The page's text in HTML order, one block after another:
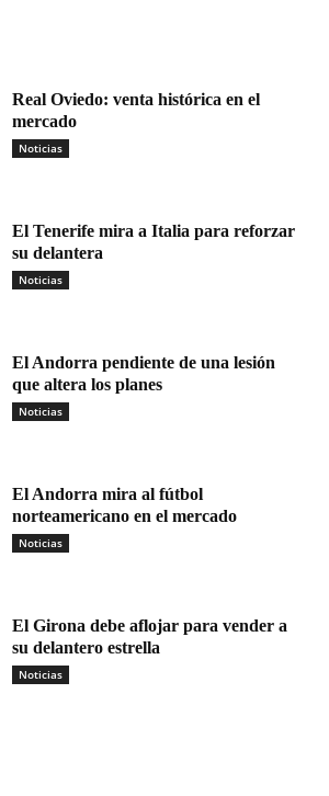
Real Oviedo: venta histórica en el
mercado
Noticias
El Tenerife mira a Italia para reforzar
su delantera
Noticias
El Andorra pendiente de una lesión
que altera los planes
Noticias
El Andorra mira al fútbol
norteamericano en el mercado
Noticias
El Girona debe aflojar para vender a
su delantero estrella
Noticias